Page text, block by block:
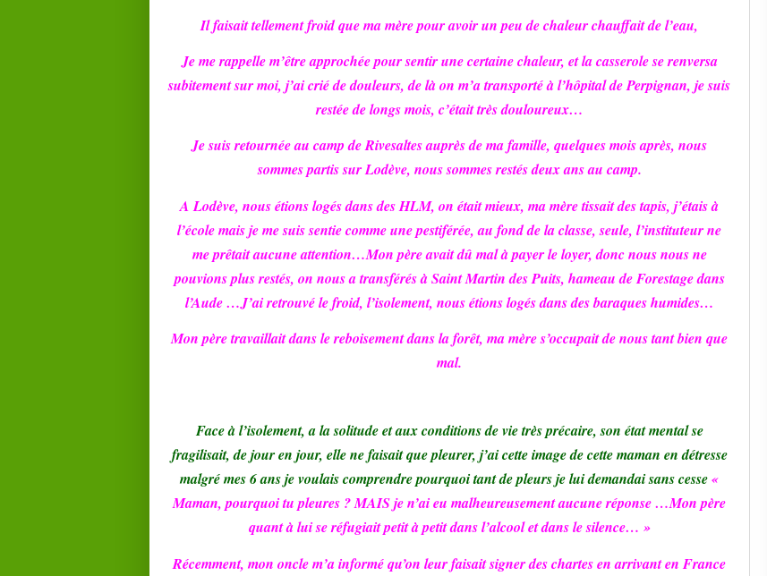
Il faisait tellement froid que ma mère pour avoir un peu de chaleur chauffait de l’eau,
Je me rappelle m’être approchée pour sentir une certaine chaleur, et la casserole se renversa
subitement sur moi, j’ai crié de douleurs, de là on m’a transporté à l’hôpital de Perpignan, je suis
restée de longs mois, c’était très douloureux…
Je suis retournée au camp de Rivesaltes auprès de ma famille, quelques mois après, nous
sommes partis sur Lodève, nous sommes restés deux ans au camp.
A Lodève, nous étions logés dans des HLM, on était mieux, ma mère tissait des tapis, j’étais à
l’école mais je me suis sentie comme une pestiférée, au fond de la classe, seule, l’instituteur ne
me prêtait aucune attention…Mon père avait dû mal à payer le loyer, donc nous nous ne
pouvions plus restés, on nous a transférés à Saint Martin des Puits, hameau de Forestage dans
l’Aude …J’ai retrouvé le froid, l’isolement, nous étions logés dans des baraques humides…
Mon père travaillait dans le reboisement dans la forêt, ma mère s’occupait de nous tant bien que
mal.
Face à l’isolement, a la solitude et aux conditions de vie très précaire, son état mental se
fragilisait, de jour en jour, elle ne faisait que pleurer, j’ai cette image de cette maman en détresse
malgré mes 6 ans je voulais comprendre pourquoi tant de pleurs je lui demandai sans cesse«
Maman, pourquoi tu pleures ? MAIS je n’ai eu malheureusement aucune réponse …Mon père
quant à lui se réfugiait petit à petit dans l’alcool et dans le silence… »
Récemment, mon oncle m’a informé qu’on leur faisait signer des chartes en arrivant en France